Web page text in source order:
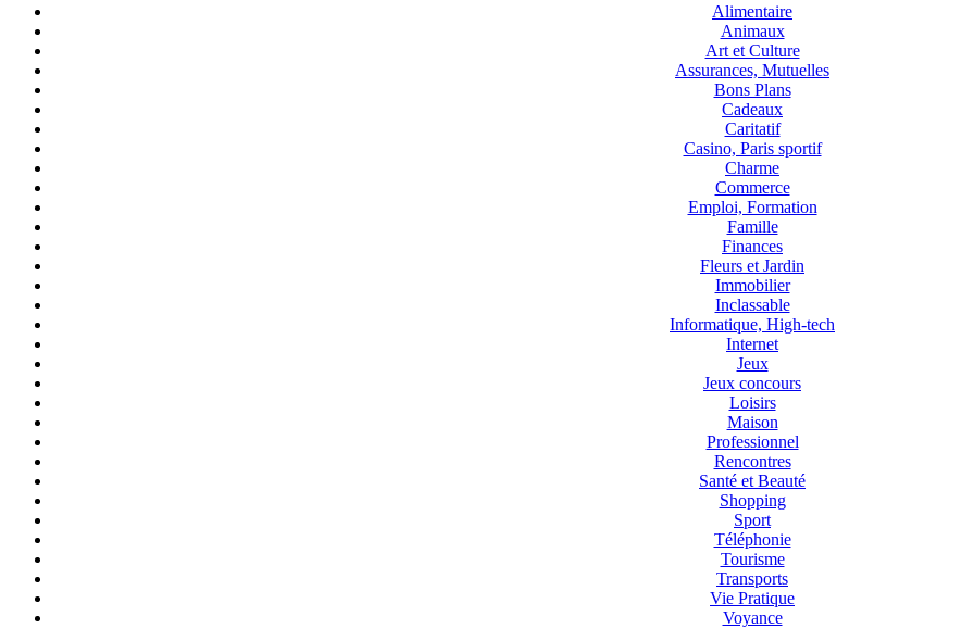
Alimentaire
Animaux
Art et Culture
Assurances, Mutuelles
Bons Plans
Cadeaux
Caritatif
Casino, Paris sportif
Charme
Commerce
Emploi, Formation
Famille
Finances
Fleurs et Jardin
Immobilier
Inclassable
Informatique, High-tech
Internet
Jeux
Jeux concours
Loisirs
Maison
Professionnel
Rencontres
Santé et Beauté
Shopping
Sport
Téléphonie
Tourisme
Transports
Vie Pratique
Voyance